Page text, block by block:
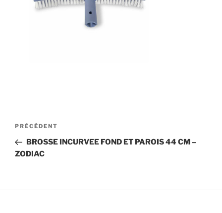
Navigation
l’article
Article
précédent
PRÉCÉDENT
BROSSE INCURVEE FOND ET PAROIS 44 CM –
ZODIAC